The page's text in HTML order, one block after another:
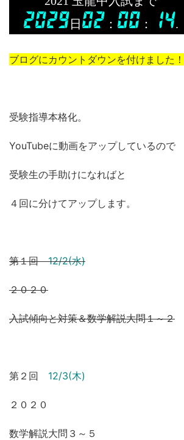
ブログにカウントダウンを付けました！
受験指導本格化。
YouTubeに動画をアップしているので
受験生の手助けになればと
４回に分けてアップします。
第１回12/2(水)
２０２０
入試傾向と対策＆数学解説大問１～２
第２回 12/3(木)
２０２０
数学解説大問３～５